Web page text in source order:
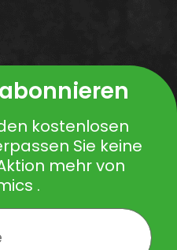
kostenlosen
Sie keine
mehr von
.